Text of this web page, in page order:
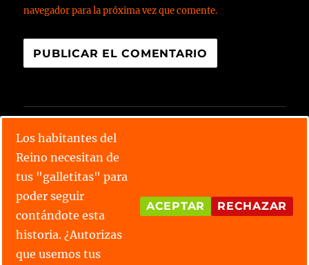
navegador para la próxima vez que comente.
Lee todos los relatos
Conoce las parejas
Los habitantes del
Reino necesitan de
tus "galletitas" para
poder seguir
contándote esta
historia. ¿Autorizas
que usemos tus
ACEPTAR RECHAZAR